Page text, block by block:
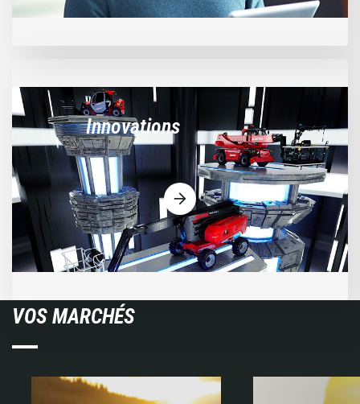
Innovations
VOS MARCHÉS